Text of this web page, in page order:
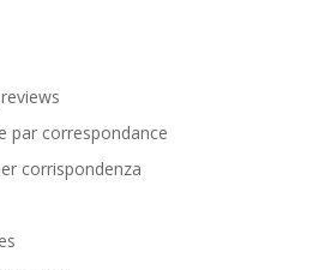
par correspondance
corrispondenza